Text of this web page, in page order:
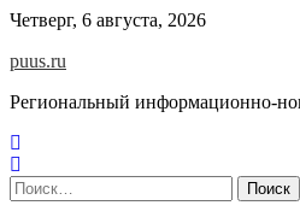
Skip
content
Четверг, 6 августа, 2026
puus.ru
Региональный информационно-
Найти: